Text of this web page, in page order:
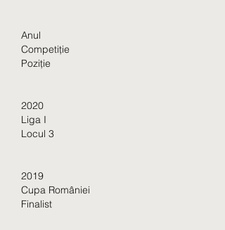
Anul
Competiție
Poziție
2020
Liga I
Locul 3
2019
Cupa României
Finalist